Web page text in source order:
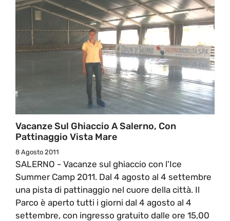
Vacanze Sul Ghiaccio A Salerno, Con
Pattinaggio Vista Mare
8 Agosto 2011
SALERNO - Vacanze sul ghiaccio con l'Ice
Summer Camp 2011. Dal 4 agosto al 4 settembre
una pista di pattinaggio nel cuore della città. Il
Parco è aperto tutti i giorni dal 4 agosto al 4
settembre, con ingresso gratuito dalle ore 15,00